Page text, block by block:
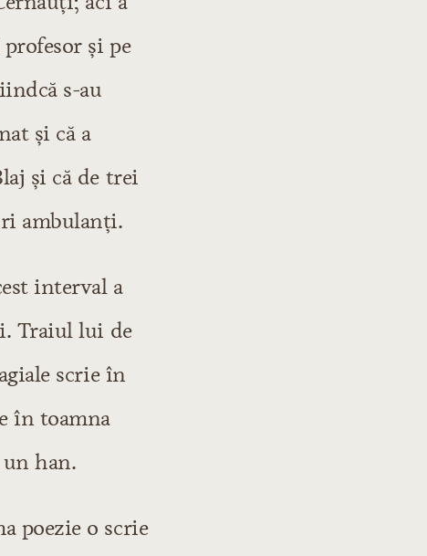
şi pe
s-au
şi că a
şi că de trei
ambulanţi.
interval a
Traiul lui de
scrie în
în toamna
han.
poezie o scrie